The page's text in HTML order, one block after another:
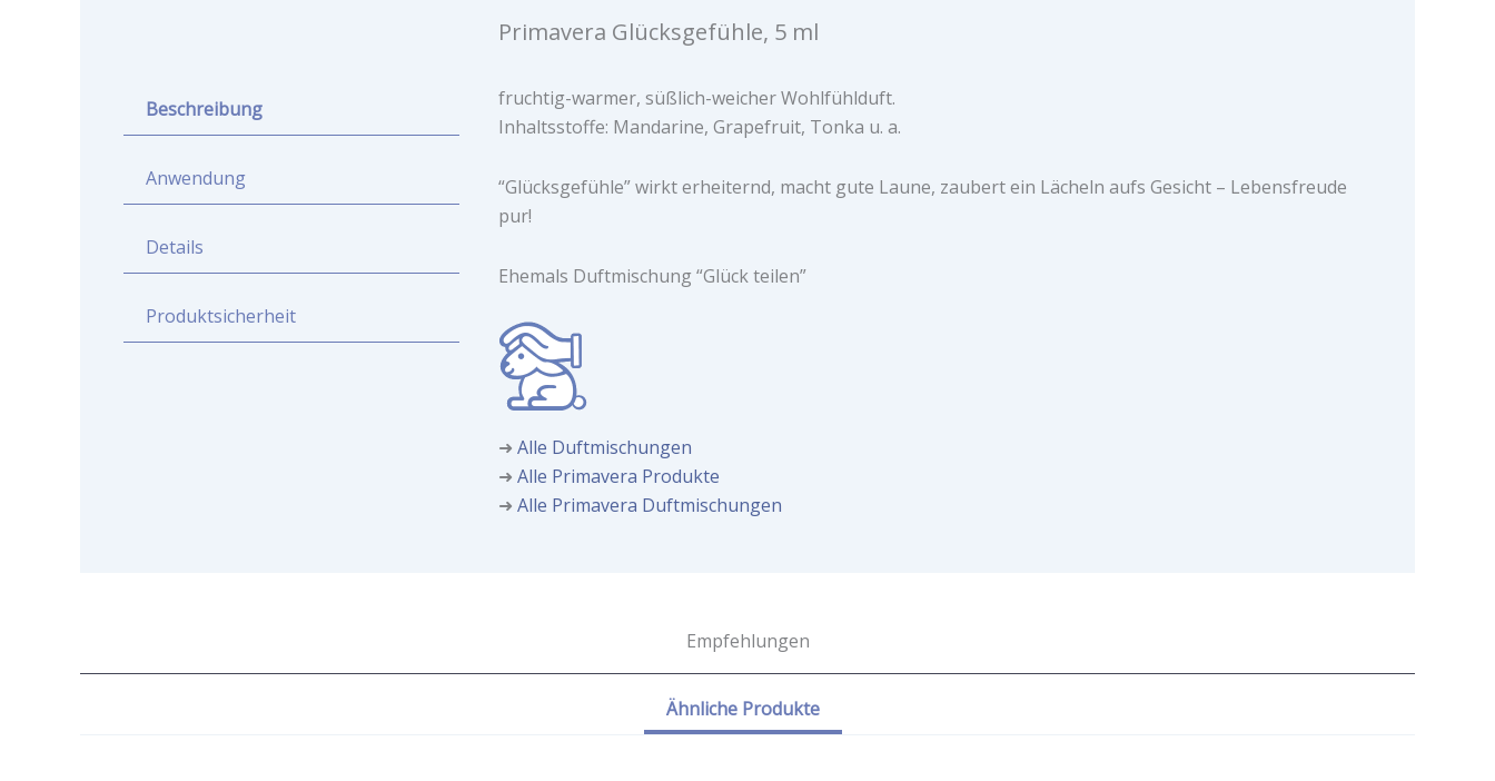
Primavera Glücksgefühle, 5 ml
Beschreibung
Anwendung
Details
Produktsicherheit
fruchtig-warmer, süßlich-weicher Wohlfühlduft.
Inhaltsstoffe: Mandarine, Grapefruit, Tonka u. a.
“Glücksgefühle”wirkt erheiternd, macht gute Laune, zaubert ein Lächeln aufs Gesicht – Lebensfreude
pur!
Ehemals Duftmischung “Glück teilen”
➜ Alle Duftmischungen
➜ Alle Primavera Produkte
➜ Alle Primavera Duftmischungen
Empfehlungen
Ähnliche Produkte